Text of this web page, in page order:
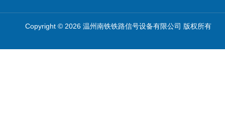
Copyright © 2026 温州南铁铁路信号设备有限公司 版权所有